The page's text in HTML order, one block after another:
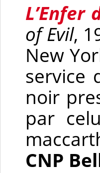
of Evil,
New
service
noir
par
CNP